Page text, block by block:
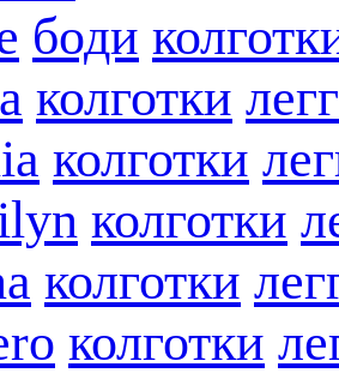
боди
колготки
колготки
колготки
колготки
колготки